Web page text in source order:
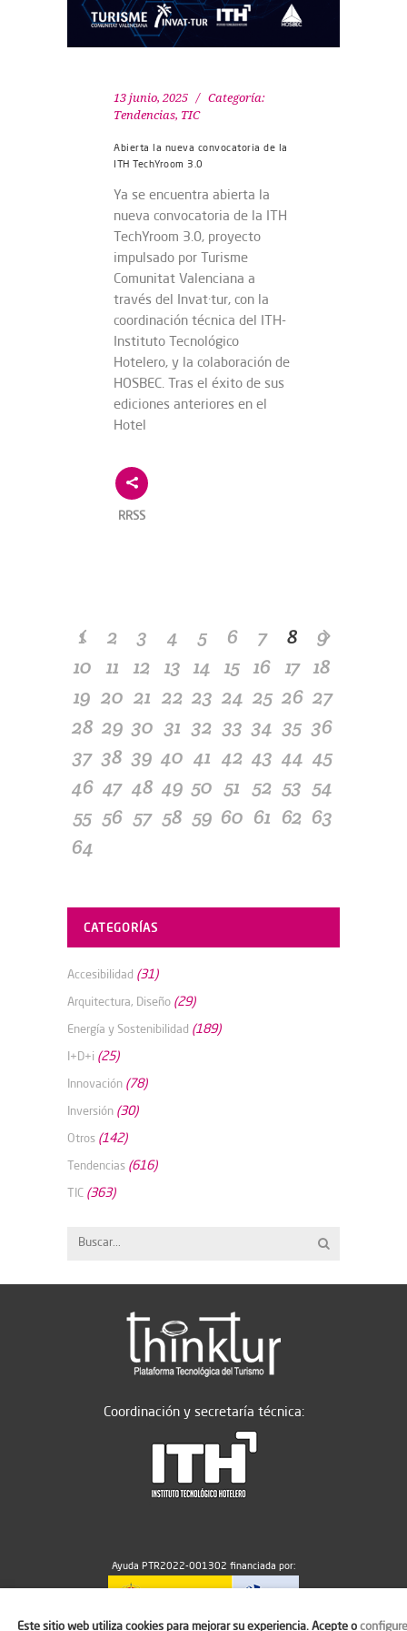
13 junio, 2025
Categoría:
Tendencias, TIC
Abierta la nueva convocatoria de la
ITH TechYroom 3.0
Ya se encuentra abierta la
nueva convocatoria de la ITH
TechYroom 3.0, proyecto
impulsado por Turisme
Comunitat Valenciana a
través del Invat·tur, con la
coordinación técnica del ITH-
Instituto Tecnológico
Hotelero, y la colaboración de
HOSBEC. Tras el éxito de sus
ediciones anteriores en el
Hotel
RRSS
1 2 3 4 5 6 7 8
9
10 11 12 13 14 15 16 17 18
19 20 21 22 23 24 25 26 27
28 29 30 31 32 33 34 35 36
37 38 39 40 41 42 43 44 45
46 47 48 49 50 51 52 53 54
55 56 57 58 59 60 61 62 63
64
CATEGORÍAS
Accesibilidad (31)
Arquitectura, Diseño (29)
Energía y Sostenibilidad (189)
I+D+i (25)
Innovación (78)
Inversión (30)
Otros (142)
Tendencias (616)
TIC (363)
Coordinación y secretaría técnica:
Ayuda PTR2022-001302 financiada por:
Este sitio web utiliza cookies para mejorar su experiencia. Acepte oconfigure